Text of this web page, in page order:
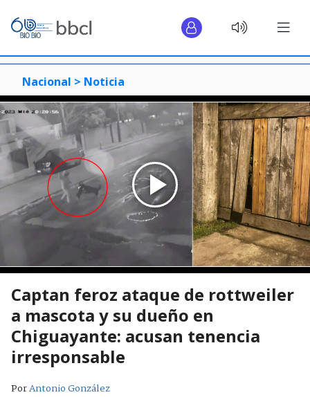
Nacional > Noticia
Captan feroz ataque de rottweiler
a mascota y su dueño en
Chiguayante: acusan tenencia
irresponsable
PorAntonio González